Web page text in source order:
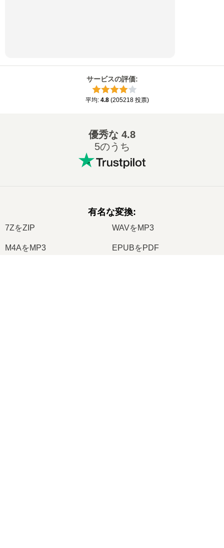
サービスの評価:
平均: 4.8 (205218 投票)
優秀な 4.8
5のうち
有名な変換:
7ZをZIP WAVをMP3
M4AをMP3 EPUBをPDF